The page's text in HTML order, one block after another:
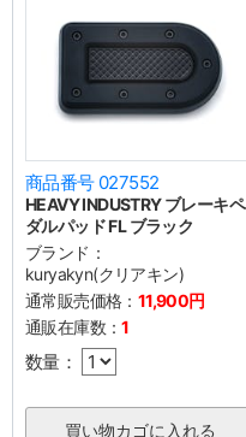
商品番号 027552
HEAVY INDUSTRY ブレーキペ
ダルパッド FL ブラック
ブランド：
kuryakyn(クリアキン)
通常販売価格： 11,900円
通販在庫数：1
数量：